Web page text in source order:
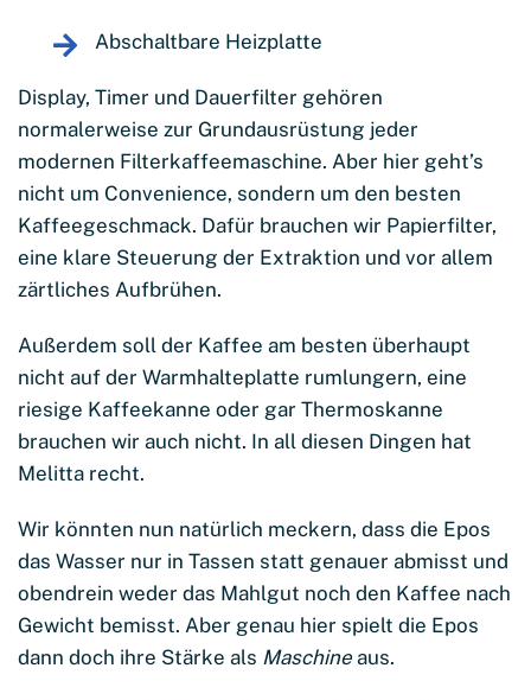
Abschaltbare Heizplatte
Display, Timer und Dauerfilter gehören
normalerweise zur Grundausrüstung jeder
modernen Filterkaffeemaschine. Aber hier geht’s
nicht um Convenience, sondern um den besten
Kaffeegeschmack. Dafür brauchen wir Papierfilter,
eine klare Steuerung der Extraktion und vor allem
zärtliches Aufbrühen.
Außerdem soll der Kaffee am besten überhaupt
nicht auf der Warmhalteplatte rumlungern, eine
riesige Kaffeekanne oder gar Thermoskanne
brauchen wir auch nicht. In all diesen Dingen hat
Melitta recht.
Wir könnten nun natürlich meckern, dass die Epos
das Wasser nur in Tassen statt genauer abmisst und
obendrein weder das Mahlgut noch den Kaffee nach
Gewicht bemisst. Aber genau hier spielt die Epos
dann doch ihre Stärke als Maschine aus.